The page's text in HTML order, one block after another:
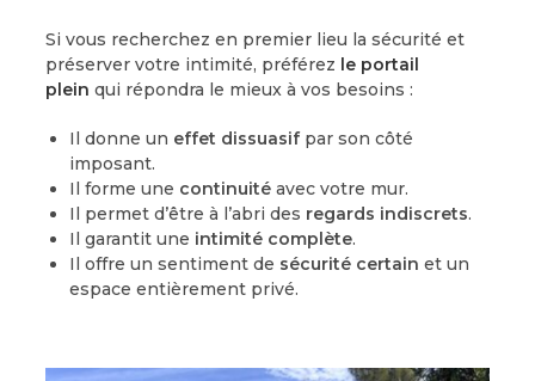
Si vous recherchez en premier lieu la sécurité et
préserver votre intimité, préférez le portail
plein qui répondra le mieux à vos besoins :
Il donne un effet dissuasifpar son côté
imposant.
Il forme une continuitéavec votre mur.
Il permet d’être à l’abri des regards indiscrets.
Il garantit une intimité complète.
Il offre un sentiment de sécurité certain et un
espace entièrement privé.